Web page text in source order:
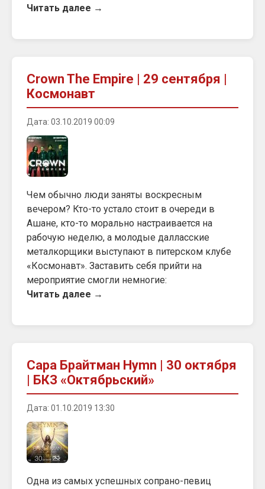
Читать далее →
Crown The Empire | 29 сентября |
Космонавт
Дата: 03.10.2019 00:09
Чем обычно люди заняты воскресным
вечером? Кто-то устало стоит в очереди в
Ашане, кто-то морально настраивается на
рабочую неделю, а молодые далласские
металкорщики выступают в питерском клубе
«Космонавт». Заставить себя прийти на
мероприятие смогли немногие:
Читать далее →
Сара Брайтман Hymn | 30 октября
| БКЗ «Октябрьский»
Дата: 01.10.2019 13:30
Одна из самых успешных сопрано-певиц